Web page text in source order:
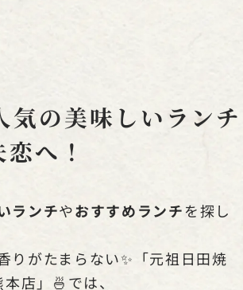
気の美味しいランチ
へ！
ランチやおすすめランチを探し
りがたまらない✨「元祖日田焼
店」🍜では、